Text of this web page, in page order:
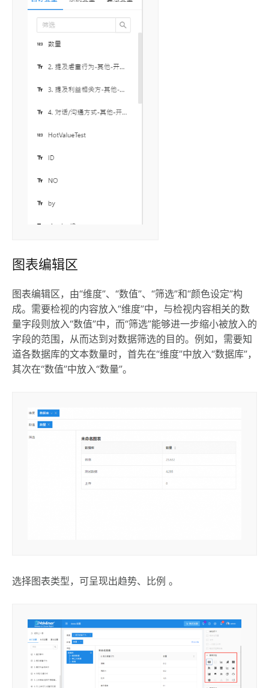
图表编辑区
图表编辑区，由“维度”、“数值”、“筛选”和“颜色设定”构
成。需要检视的内容放入“维度”中，与检视内容相关的数
量字段则放入“数值”中，而“筛选”能够进一步缩小被放入的
字段的范围，从而达到对数据筛选的目的。例如，需要知
道各数据库的文本数量时，首先在“维度”中放入“数据库”，
其次在“数值”中放入“数量”。
选择图表类型，可呈现出趋势、比例 。